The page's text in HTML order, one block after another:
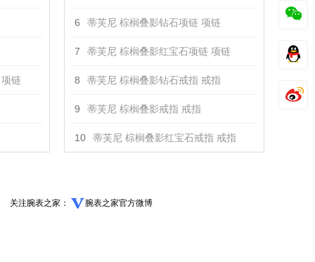
链
6 蒂芙尼 棕榈叠影钻石项链 项链
7 蒂芙尼 棕榈叠影红宝石项链 项链
8 蒂芙尼 棕榈叠影钻石戒指 戒指
9 蒂芙尼 棕榈叠影戒指 戒指
10 蒂芙尼 棕榈叠影红宝石戒指 戒指
关注腕表之家： 腕表之家官方微博